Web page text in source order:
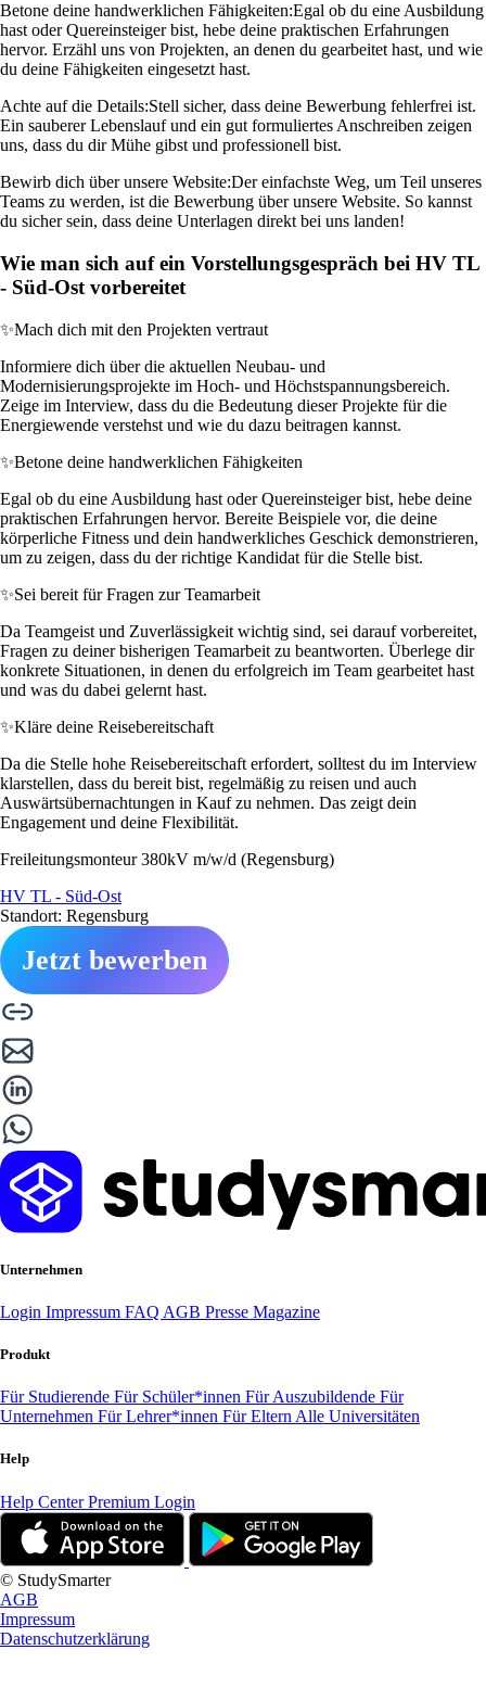
Betone deine handwerklichen Fähigkeiten:Egal ob du eine Ausbildung
hast oder Quereinsteiger bist, hebe deine praktischen Erfahrungen
hervor. Erzähl uns von Projekten, an denen du gearbeitet hast, und wie
du deine Fähigkeiten eingesetzt hast.
Achte auf die Details:Stell sicher, dass deine Bewerbung fehlerfrei ist.
Ein sauberer Lebenslauf und ein gut formuliertes Anschreiben zeigen
uns, dass du dir Mühe gibst und professionell bist.
Bewirb dich über unsere Website:Der einfachste Weg, um Teil unseres
Teams zu werden, ist die Bewerbung über unsere Website. So kannst
du sicher sein, dass deine Unterlagen direkt bei uns landen!
Wie man sich auf ein Vorstellungsgespräch bei HV TL
- Süd-Ost vorbereitet
✨Mach dich mit den Projekten vertraut
Informiere dich über die aktuellen Neubau- und
Modernisierungsprojekte im Hoch- und Höchstspannungsbereich.
Zeige im Interview, dass du die Bedeutung dieser Projekte für die
Energiewende verstehst und wie du dazu beitragen kannst.
✨Betone deine handwerklichen Fähigkeiten
Egal ob du eine Ausbildung hast oder Quereinsteiger bist, hebe deine
praktischen Erfahrungen hervor. Bereite Beispiele vor, die deine
körperliche Fitness und dein handwerkliches Geschick demonstrieren,
um zu zeigen, dass du der richtige Kandidat für die Stelle bist.
✨Sei bereit für Fragen zur Teamarbeit
Da Teamgeist und Zuverlässigkeit wichtig sind, sei darauf vorbereitet,
Fragen zu deiner bisherigen Teamarbeit zu beantworten. Überlege dir
konkrete Situationen, in denen du erfolgreich im Team gearbeitet hast
und was du dabei gelernt hast.
✨Kläre deine Reisebereitschaft
Da die Stelle hohe Reisebereitschaft erfordert, solltest du im Interview
klarstellen, dass du bereit bist, regelmäßig zu reisen und auch
Auswärtsübernachtungen in Kauf zu nehmen. Das zeigt dein
Engagement und deine Flexibilität.
Freileitungsmonteur 380kV m/w/d (Regensburg)
HV TL - Süd-Ost
Standort: Regensburg
Jetzt bewerben
Unternehmen
Login Impressum FAQ AGB Presse Magazine
Produkt
Für Studierende Für Schüler*innen Für Auszubildende Für
Unternehmen Für Lehrer*innen Für Eltern Alle Universitäten
Help
Help CenterPremium Login
© StudySmarter
AGB
Impressum
Datenschutzerklärung